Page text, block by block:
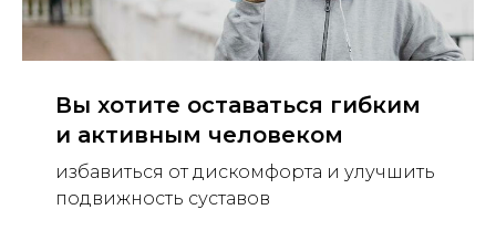
Вы хотите оставаться гибким
и активным человеком
избавиться от дискомфорта и улучшить
подвижность суставов